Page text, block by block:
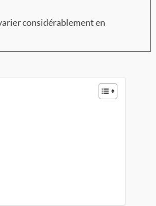
considérablement en